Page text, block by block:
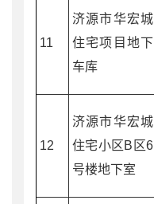
11
济源市华宏城
住宅项目地下
车库
12
济源市华宏城
住宅小区B区6
号楼地下室